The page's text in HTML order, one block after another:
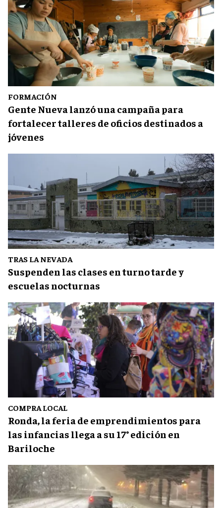
FORMACIÓN
Gente Nueva lanzó una campaña para
fortalecer talleres de oficios destinados a
jóvenes
TRAS LA NEVADA
Suspenden las clases en turno tarde y
escuelas nocturnas
COMPRA LOCAL
Ronda, la feria de emprendimientos para
las infancias llega a su 17° edición en
Bariloche